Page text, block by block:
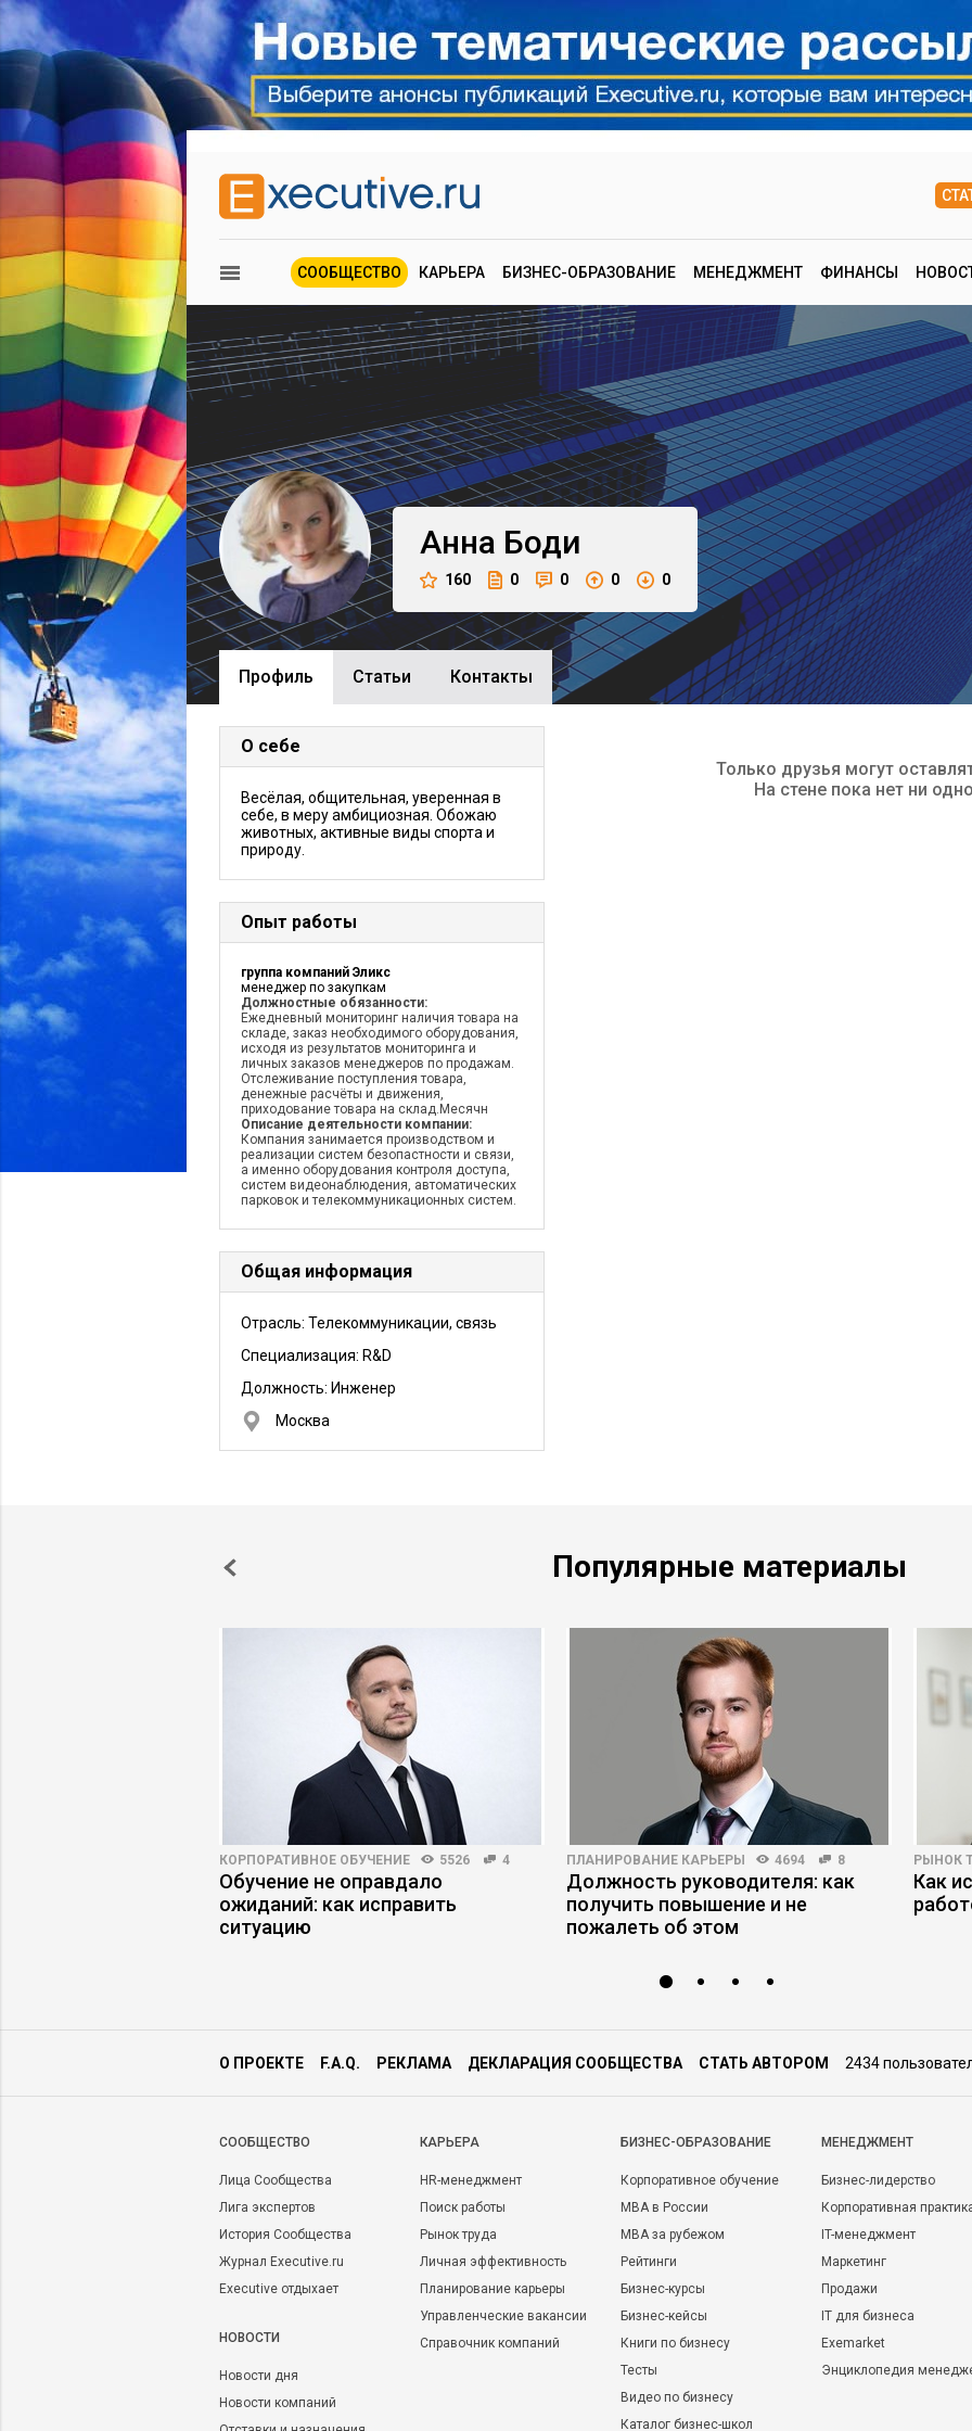
СООБЩЕСТВО КАРЬЕРА БИЗНЕС-ОБРАЗОВАНИЕ МЕНЕДЖМЕНТ ФИНАНСЫ
Анна Боди
160 0 0 0 0
Профиль Cтатьи Контакты
О себе
Весёлая, общительная, уверенная в
себе, в меру амбициозная. Обожаю
животных, активные виды спорта и
природу.
Опыт работы
группа компаний Эликс
менеджер по закупкам
Должностные обязанности:
Ежедневный мониторинг наличия товара на
складе, заказ необходимого оборудования,
исходя из результатов мониторинга и
личных заказов менеджеров по продажам.
Отслеживание поступления товара,
денежные расчёты и движения,
приходование товара на склад.Месячн
Описание деятельности компании:
Компания занимается производством и
реализации систем безопастности и связи,
а именно оборудования контроля доступа,
систем видеонаблюдения, автоматических
парковок и телекоммуникационных систем.
Общая информация
Отрасль: Телекоммуникации, связь
Специализация: R&D
Должность: Инженер
Москва
Только друзья могут
На стене пока нет ни
Популярные материалы
КОРПОРАТИВНОЕ ОБУЧЕНИЕ 5526 4
Обучение не оправдало
ожиданий: как исправить
ситуацию
ПЛАНИРОВАНИЕ КАРЬЕРЫ 4694 8
Должность руководителя: как
получить повышение и не
пожалеть об этом
РЫНОК
Как
О ПРОЕКТЕ F.A.Q. РЕКЛАМА ДЕКЛАРАЦИЯ СООБЩЕСТВА СТАТЬ АВТОРОМ 2434
CООБЩЕСТВО
Лица Сообщества
Лига экспертов
История Сообщества
Журнал Executive.ru
Executive отдыхает
НОВОСТИ
Новости дня
Новости компаний
КАРЬЕРА
HR-менеджмент
Поиск работы
Рынок труда
Личная эффективность
Планирование карьеры
Управленческие вакансии
Справочник компаний
БИЗНЕС-ОБРАЗОВАНИЕ
Корпоративное обучение
MBA в России
MBA за рубежом
Рейтинги
Бизнес-курсы
Бизнес-кейсы
Книги по бизнесу
Тесты
Видео по бизнесу
Каталог бизнес-школ
МЕНЕДЖМЕНТ
Бизнес-лидерство
Корпоративная
IT-менеджмент
Маркетинг
Продажи
IT для бизнеса
Exemarket
Энциклопедия